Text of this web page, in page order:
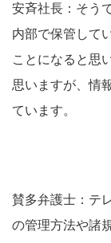
安斉社長：そう
内部で保管して
ことになると思
思いますが、情
ています。
賛多弁護士：テ
の管理方法や諸